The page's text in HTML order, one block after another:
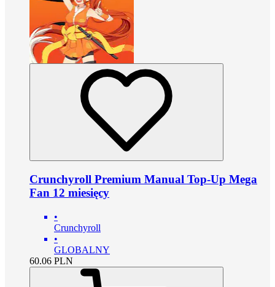
Crunchyroll Premium Manual Top-Up Mega
Fan 12 miesięcy
•
Crunchyroll
•
GLOBALNY
60.06 PLN